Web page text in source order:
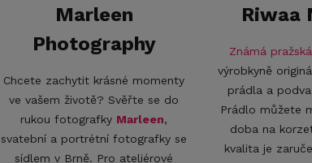
Marleen
Photography
Chcete zachytit krásné momenty
ve vašem životě? Svěřte se do
rukou fotografky Marleen,
svatební a portrétní fotografky se
sídlem v Brně. Pro ateliérové
Riwaa
Známá
výrobkyně
prádla a
Prádlo můžete
doba na
kvalita je